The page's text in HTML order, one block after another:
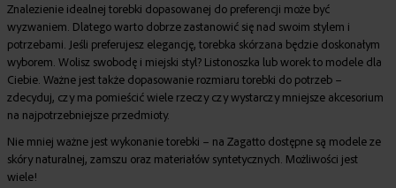
Znalezienie idealnej torebki dopasowanej do preferencji może być
wyzwaniem. Dlatego warto dobrze zastanowić się nad swoim stylem i
potrzebami. Jeśli preferujesz elegancję, torebka skórzana będzie doskonałym
wyborem. Wolisz swobodę i miejski styl? Listonoszka lub worek to modele dla
Ciebie. Ważne jest także dopasowanie rozmiaru torebki do potrzeb –
zdecyduj, czy ma pomieścić wiele rzeczy czy wystarczy mniejsze akcesorium
na najpotrzebniejsze przedmioty.
Nie mniej ważne jest wykonanie torebki – na Zagatto dostępne są modele ze
skóry naturalnej, zamszu oraz materiałów syntetycznych. Możliwości jest
wiele!